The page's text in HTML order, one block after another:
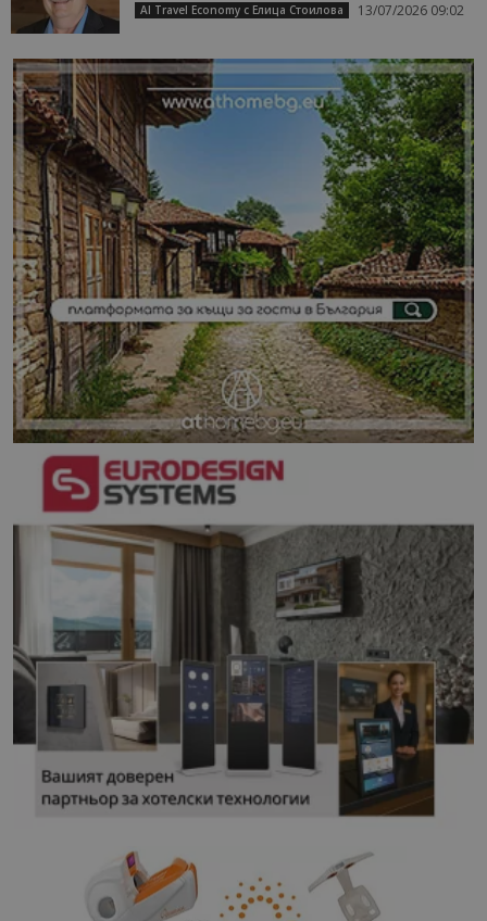
AI Travel Economy с Елица Стоилова 13/07/2026 09:02